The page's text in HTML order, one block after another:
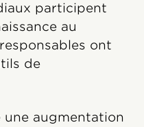
participent
au
ont
de
une augmentation